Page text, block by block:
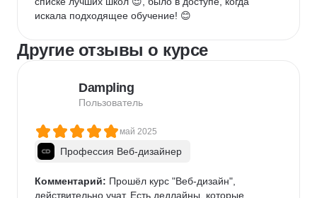
искала подходящее обучение! 😊
Другие отзывы о курсе
Dampling
Пользователь
май 2025
Профессия Веб-дизайнер
Комментарий: Прошёл курс "Веб-дизайн",
действительно учат. Есть дедлайны, которые